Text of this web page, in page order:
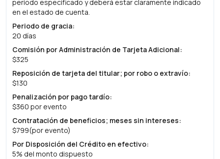
período especificado y deberá estar claramente indicado
en el estado de cuenta.
Periodo de gracia:
20 días
Comisión por Administración de Tarjeta Adicional:
$325
Reposición de tarjeta del titular; por robo o extravío:
$130
Penalización por pago tardío:
$360 por evento
Contratación de beneficios; meses sin intereses:
$799(por evento)
Por Disposición del Crédito en efectivo:
5% del monto dispuesto